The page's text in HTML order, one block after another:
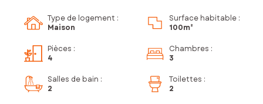
Type de logement :
Maison
Surface habitable :
100m²
Pièces :
4
Chambres :
3
Salles de bain :
2
Toilettes :
2